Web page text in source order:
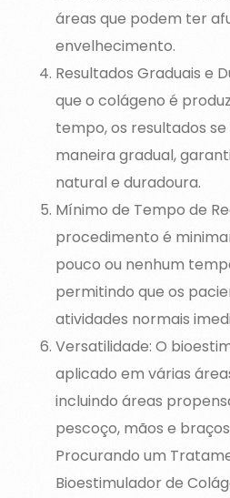
áreas que podem ter
envelhecimento.
Resultados Graduais e
que o colágeno é
tempo, os resultados
maneira gradual,
natural e duradoura.
Mínimo de Tempo de
procedimento é
pouco ou nenhum
permitindo que os
atividades normais
Versatilidade: O
aplicado em várias
incluindo áreas
pescoço, mãos e
Procurando um
Bioestimulador de